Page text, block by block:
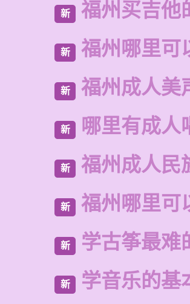
新 福州买吉他
新 福州哪里可
新 福州成人美
新 哪里有成人
新 福州成人民
新 福州哪里可
新 学古筝最难
新 学音乐的基